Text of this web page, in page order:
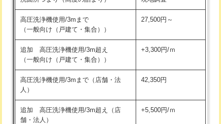
バスタブ設置 現場見積
追加人工 16,500円
廃棄・処分
※給水管工事は20mmまでの価格です。
給水管工事※（ホール加工) 16,500円
給水管工事※（バンド止め)
給水管工事※（支持金具設置) 5,500円
給水管工事※（保温材使用（バンド止
め込み）)
5,500円
給水管工事※（土の掘削・埋め戻し作
業)
11,000円
高圧洗浄機使用/3mまで
（一般向け（戸建て・集合））
27,500円～
追加 高圧洗浄機使用/3m超え
（一般向け（戸建て・集合））
+3,300円/ｍ
高圧洗浄機使用/3mまで（店舗・法
人）
42,350円
追加 高圧洗浄機使用/3m超え（店
舗・法人）
+5,500円/ｍ